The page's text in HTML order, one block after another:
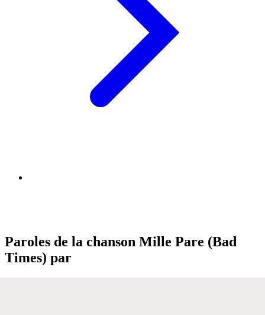
Paroles de la chanson Mille Pare (Bad
Times) par